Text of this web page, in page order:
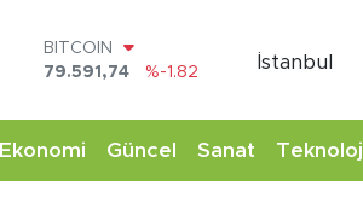
BITCOIN
79.591,74
%-1.82
EURO
53,38690
%0.19
STERLİN
İstanbul
Güncel Sanat